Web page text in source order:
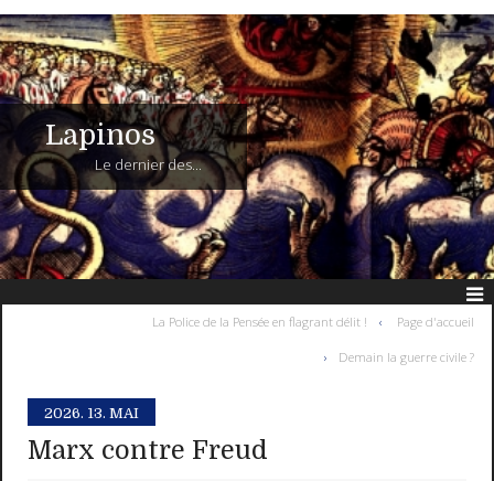
Lapinos
Le dernier des...
La Police de la Pensée en flagrant délit ! Page d'accueil
Demain la guerre civile ?
2026. 13. MAI
Marx contre Freud